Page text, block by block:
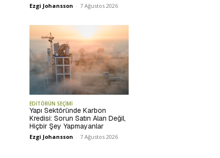
Ezgi Johansson - 7 Ağustos 2026
EDİTÖRÜN SEÇİMİ
Yapı Sektöründe Karbon
Kredisi: Sorun Satın Alan Değil,
Hiçbir Şey Yapmayanlar
Ezgi Johansson - 7 Ağustos 2026